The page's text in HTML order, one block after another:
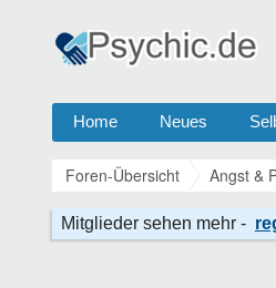
Home Neues
Foren-Übersicht Angst &